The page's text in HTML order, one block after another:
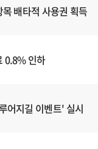
배타적 사용권 획득
0.8% 인하
어지길 이벤트' 실시